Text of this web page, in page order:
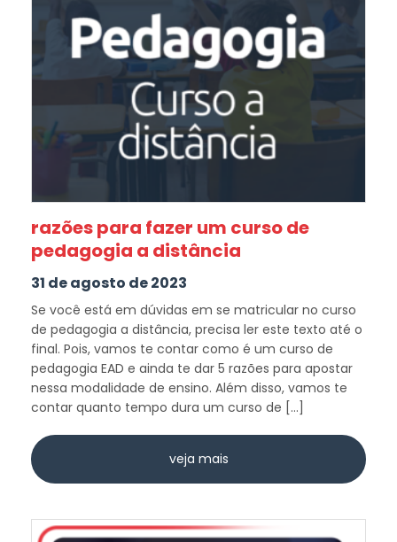
razões para fazer um curso de
pedagogia a distância
31 de agosto de 2023
Se você está em dúvidas em se matricular no curso
de pedagogia a distância, precisa ler este texto até o
final. Pois, vamos te contar como é um curso de
pedagogia EAD e ainda te dar 5 razões para apostar
nessa modalidade de ensino. Além disso, vamos te
contar quanto tempo dura um curso de […]
veja mais